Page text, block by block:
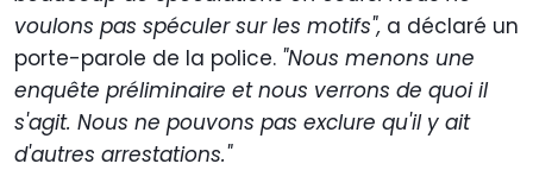
voulons pas spéculer sur les motifs", a déclaré un
porte-parole de la police. "Nous menons une
enquête préliminaire et nous verrons de quoi il
s'agit. Nous ne pouvons pas exclure qu'il y ait
d'autres arrestations."